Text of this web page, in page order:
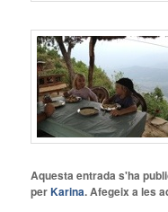
Aquesta entrada s'ha
perKarina. Afegeix a les